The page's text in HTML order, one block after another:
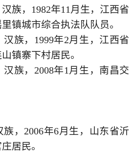
，1982年11月生，江西省
镇城市综合执法队队员。
，1999年2月生，江西省
镇寨下村居民。
，2008年1月生，南昌交
2006年6月生，山东省沂
居民。